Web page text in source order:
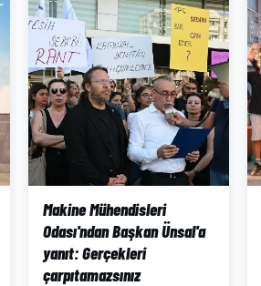
Makine Mühendisleri
Odası'ndan Başkan Ünsal'a
yanıt: Gerçekleri
çarpıtamazsınız